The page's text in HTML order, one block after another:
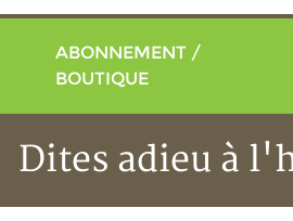
ABONNEMENT /
BOUTIQUE
Dites adieu à